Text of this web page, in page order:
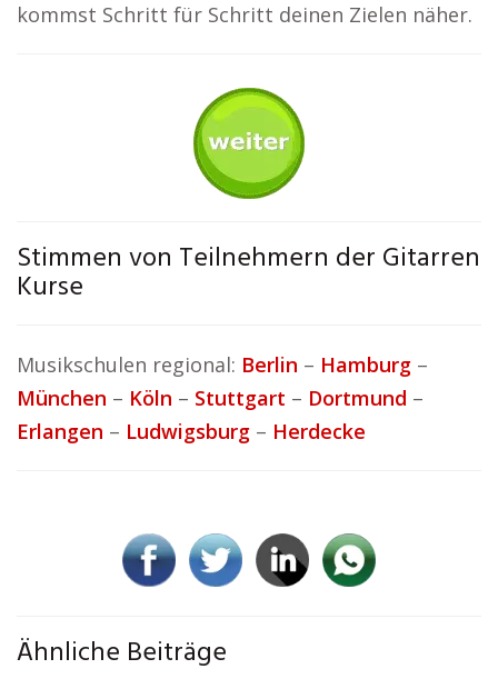
kommst Schritt für Schritt deinen Zielen näher.
Stimmen von Teilnehmern der Gitarren
Kurse
Musikschulen regional: Berlin – Hamburg –
München – Köln – Stuttgart – Dortmund –
Erlangen – Ludwigsburg – Herdecke
Ähnliche Beiträge